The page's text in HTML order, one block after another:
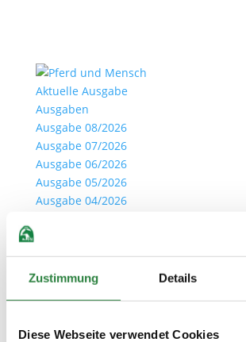
Zustimmung Details
Diese Webseite verwendet Cookies
Aktuelle Ausgabe
Ausgaben
Ausgabe 08/2026
Ausgabe 07/2026
Ausgabe 06/2026
Ausgabe 05/2026
Ausgabe 04/2026
Clubmitglied werden
Anmelden